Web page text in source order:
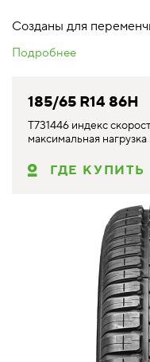
Созданы для
Подробнее
185/65 R14 86H
T731446 индекс
максимальная нагрузка
ГДЕ КУПИТЬ